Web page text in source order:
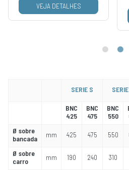
VEJA DETALHES
SERIE S
BNC
425
BNC
475
BNC
550
Ø sobre
bancada
mm 425 475 550
Ø sobre
carro
mm 190 240 310